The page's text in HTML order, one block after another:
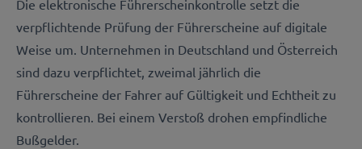
Die elektronische Führerscheinkontrolle setzt die
verpflichtende Prüfung der Führerscheine auf digitale
Weise um. Unternehmen in Deutschland und Österreich
sind dazu verpflichtet, zweimal jährlich die
Führerscheine der Fahrer auf Gültigkeit und Echtheit zu
kontrollieren. Bei einem Verstoß drohen empfindliche
Bußgelder.